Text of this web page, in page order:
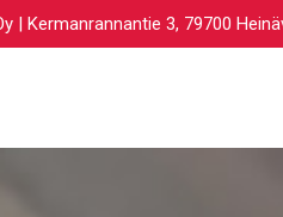
| Kermanrannantie 3, 79700